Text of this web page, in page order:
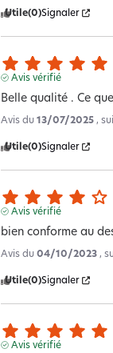
Utile(0)Signaler
Avis vérifié
Belle qualité . Ce
Avis du13/07/2025 ,
Utile(0)Signaler
Avis vérifié
bien conforme au
Avis du04/10/2023 ,
Utile(0)Signaler
Avis vérifié